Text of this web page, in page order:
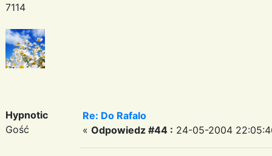
7114
Hypnotic
Gość
Re: Do Rafalo
« Odpowiedz #44 : 24-05-2004